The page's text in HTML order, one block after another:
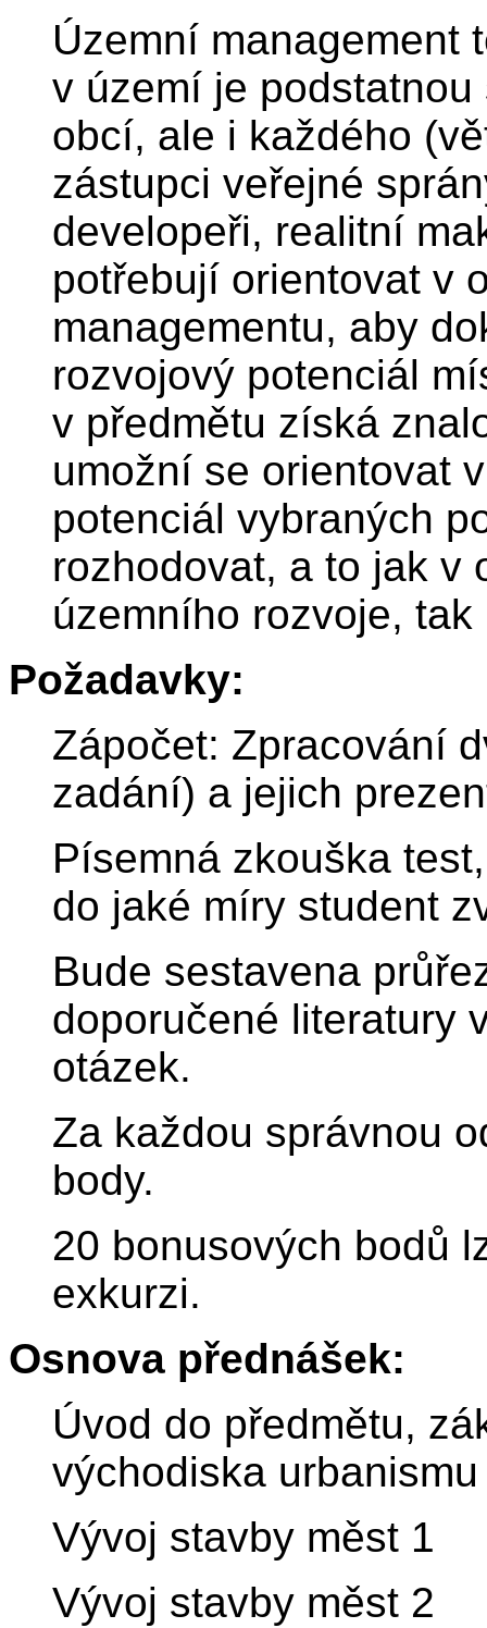
Územní management
v území je
obcí, ale i každého
zástupci veřejné
developeři, realitní
potřebují orientovat v
managementu, aby
rozvojový potenciál
v předmětu získá
umožní se orientovat
potenciál vybraných
rozhodovat, a to jak v
územního rozvoje,
Požadavky:
Zápočet: Zpracování
zadání) a jejich
Písemná zkouška
do jaké míry student
Bude sestavena
doporučené literatury
otázek.
Za každou správnou
body.
20 bonusových bodů
exkurzi.
Osnova přednášek:
Úvod do předmětu,
východiska
Vývoj stavby měst 1
Vývoj stavby měst 2